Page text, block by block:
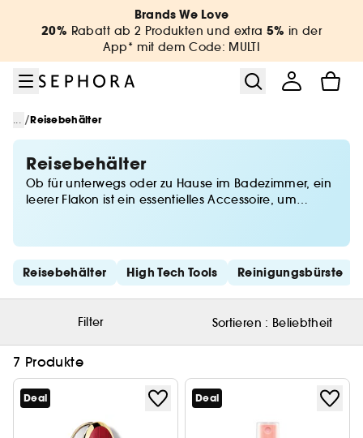
Brands We Love
20% Rabatt ab 2 Produkten und extra 5% in der
App* mit dem Code: MULTI
... /Reisebehälter
Reisebehälter
Ob für unterwegs oder zu Hause im Badezimmer, ein
leerer Flakon ist ein essentielles Accessoire, um
auch die an Bord von Flugzeugen erlaubte Menge
von Flüssigkeiten ein - so wird er zu einem echten
Verbündeten von Beauyt Profis. Entdecke jetzt die
Auswahl leerer Flakons für Deine Beauty Produkte.
Schnelllinks überspringen
Reisebehälter High Tech Tools Reinigungsbürste
Filter Sortieren : Beliebtheit
7 Produkte
Deal Deal